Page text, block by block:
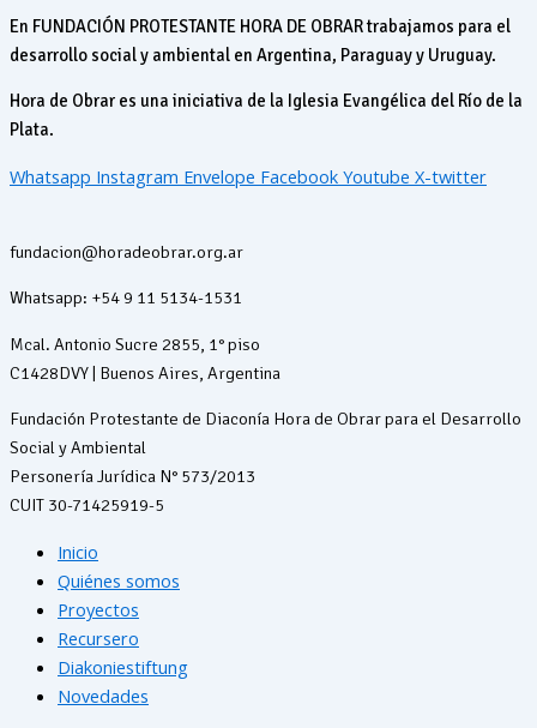
En FUNDACIÓN PROTESTANTE HORA DE OBRAR trabajamos para el
desarrollo social y ambiental en Argentina, Paraguay y Uruguay.
Hora de Obrar es una iniciativa de la Iglesia Evangélica del Río de la
Plata.
Whatsapp Instagram Envelope Facebook Youtube X-twitter
fundacion@horadeobrar.org.ar
Whatsapp: +54 9 11 5134-1531
Mcal. Antonio Sucre 2855, 1° piso
C1428DVY | Buenos Aires, Argentina
Fundación Protestante de Diaconía Hora de Obrar para el Desarrollo
Social y Ambiental
Personería Jurídica N° 573/2013
CUIT 30-71425919-5
Inicio
Quiénes somos
Proyectos
Recursero
Diakoniestiftung
Novedades